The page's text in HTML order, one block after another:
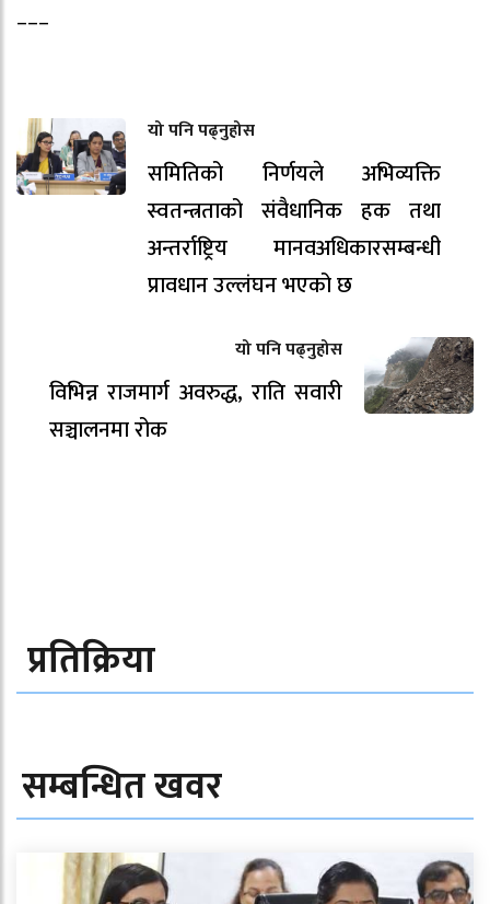
–––
यो पनि पढ्नुहोस
समितिको निर्णयले अभिव्यक्ति
स्वतन्त्रताको संवैधानिक हक तथा
अन्तर्राष्ट्रिय मानवअधिकारसम्बन्धी
प्रावधान उल्लंघन भएको छ
यो पनि पढ्नुहोस
विभिन्न राजमार्ग अवरुद्ध, राति सवारी
सञ्चालनमा रोक
प्रतिक्रिया
सम्बन्धित खवर